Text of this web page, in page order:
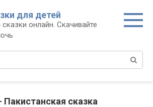
для детей
онлайн. Скачивайте
сказка